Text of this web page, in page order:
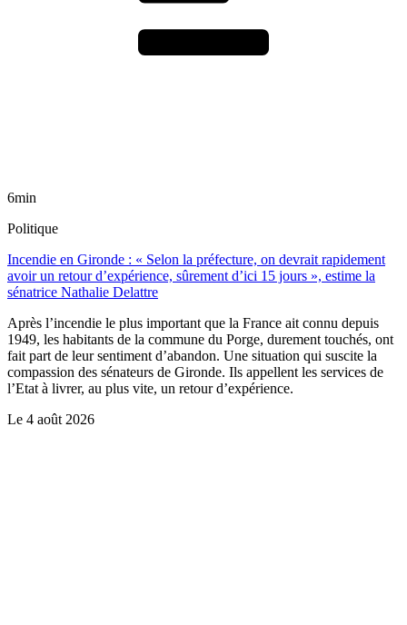
6min
Politique
Incendie en Gironde : « Selon la préfecture, on devrait rapidement
avoir un retour d’expérience, sûrement d’ici 15 jours », estime la
sénatrice Nathalie Delattre
Après l’incendie le plus important que la France ait connu depuis
1949, les habitants de la commune du Porge, durement touchés, ont
fait part de leur sentiment d’abandon. Une situation qui suscite la
compassion des sénateurs de Gironde. Ils appellent les services de
l’Etat à livrer, au plus vite, un retour d’expérience.
Le 4 août 2026